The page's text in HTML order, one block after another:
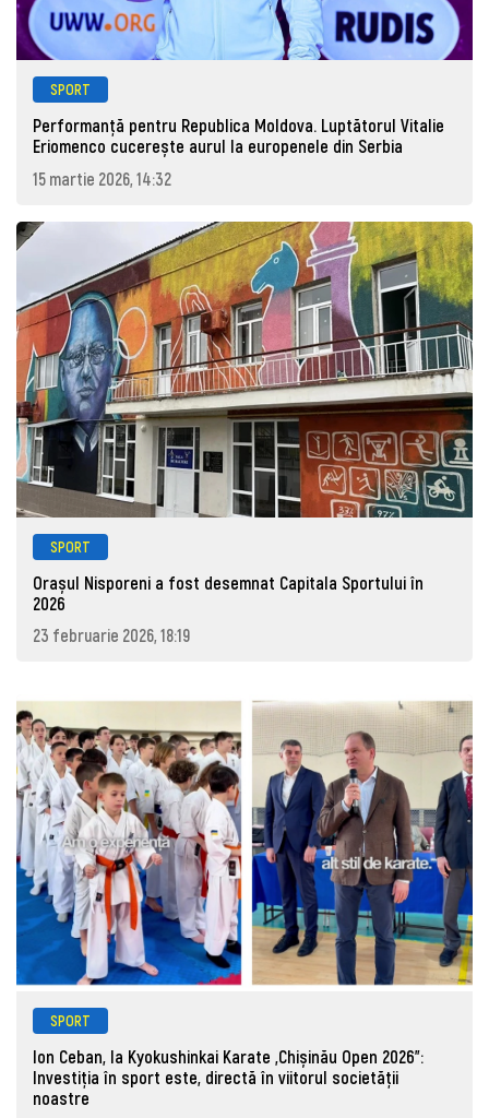
SPORT
Performanță pentru Republica Moldova. Luptătorul Vitalie
Eriomenco cucerește aurul la europenele din Serbia
15 martie 2026, 14:32
SPORT
Orașul Nisporeni a fost desemnat Capitala Sportului în
2026
23 februarie 2026, 18:19
SPORT
Ion Ceban, la Kyokushinkai Karate „Chișinău Open 2026”:
Investiția în sport este, directă în viitorul societății
noastre